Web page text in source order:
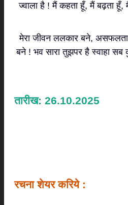
ज्वाला है ! मैं कहता हूँ, मैं बढ़ता
मेरा जीवन ललकार बने, असफलता
बने ! भव सारा तुझपर है स्वाहा सब
तारीख: 26.10.2025
रचना शेयर करिये :